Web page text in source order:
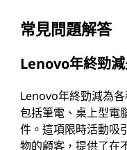
常見問題解答
Lenovo年終勁減
Lenovo年終勁減為
包括筆電、桌上型電
件。這項限時活動吸
物的顧客，提供了在